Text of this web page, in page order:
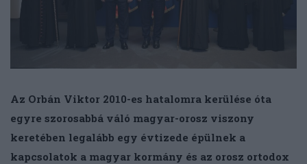
Az Orbán Viktor 2010-es hatalomra kerülése óta
egyre szorosabbá váló magyar-orosz viszony
keretében legalább egy évtizede épülnek a
kapcsolatok a magyar kormány és az orosz ortodox